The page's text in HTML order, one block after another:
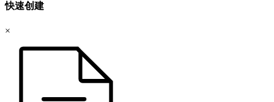
快速创建
×